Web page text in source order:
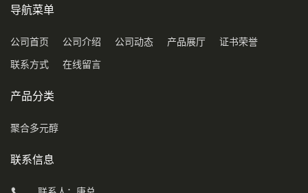
导航菜单
公司首页 公司介绍 公司动态 产品展厅 证书荣誉
联系方式 在线留言
产品分类
聚合多元醇
联系信息